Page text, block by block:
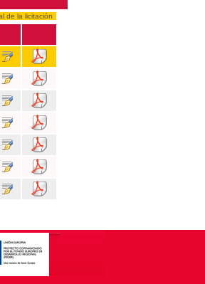
de la licitación